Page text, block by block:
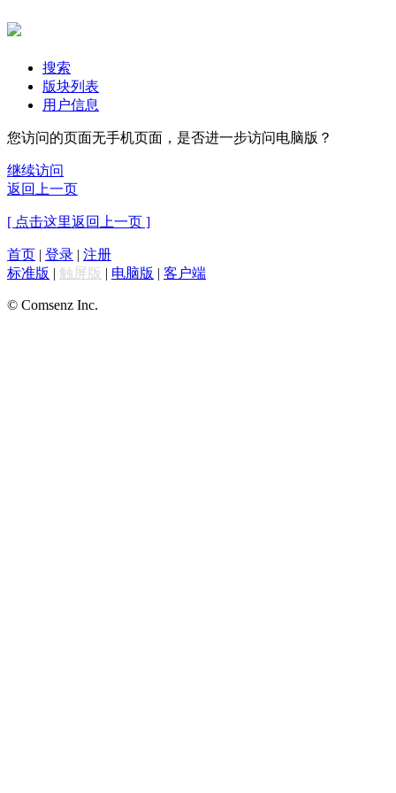
搜索
版块列表
用户信息
您访问的页面无手机页面，是否进一步访问电脑版？
继续访问
返回上一页
[ 点击这里返回上一页 ]
首页 | 登录 | 注册
标准版 | 触屏版 | 电脑版 | 客户端
© Comsenz Inc.